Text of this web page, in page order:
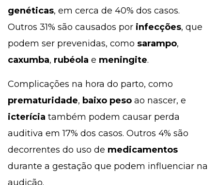
genéticas, em cerca de 40% dos casos.
Outros 31% são causados por infecções, que
podem ser prevenidas, como sarampo,
caxumba, rubéola e meningite.
Complicações na hora do parto, como
prematuridade, baixo peso ao nascer, e
icterícia também podem causar perda
auditiva em 17% dos casos. Outros 4% são
decorrentes do uso de medicamentos
durante a gestação que podem influenciar na
audição.